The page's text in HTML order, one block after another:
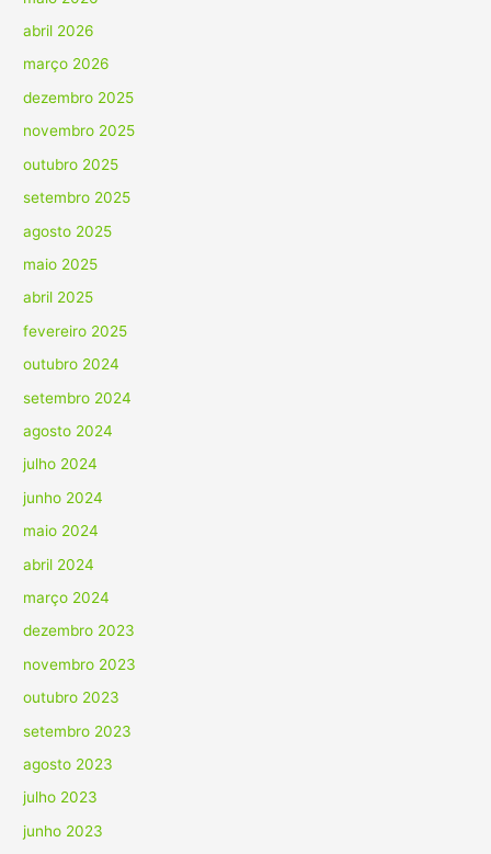
abril 2026
março 2026
dezembro 2025
novembro 2025
outubro 2025
setembro 2025
agosto 2025
maio 2025
abril 2025
fevereiro 2025
outubro 2024
setembro 2024
agosto 2024
julho 2024
junho 2024
maio 2024
abril 2024
março 2024
dezembro 2023
novembro 2023
outubro 2023
setembro 2023
agosto 2023
julho 2023
junho 2023